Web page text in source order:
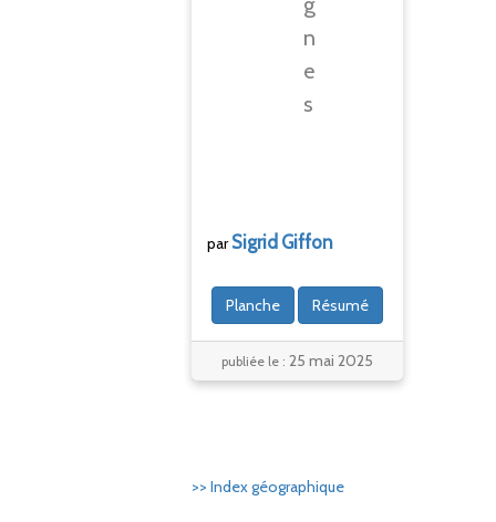
n
e
s
parSigrid Giffon
Planche Résumé
publiée le :25 mai 2025
>> Index géographique